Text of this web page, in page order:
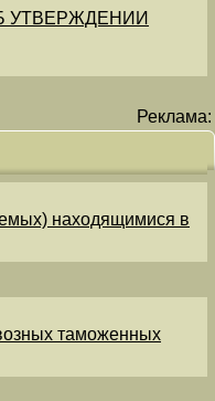
УТВЕРЖДЕНИИ
Реклама:
находящимися в
таможенных